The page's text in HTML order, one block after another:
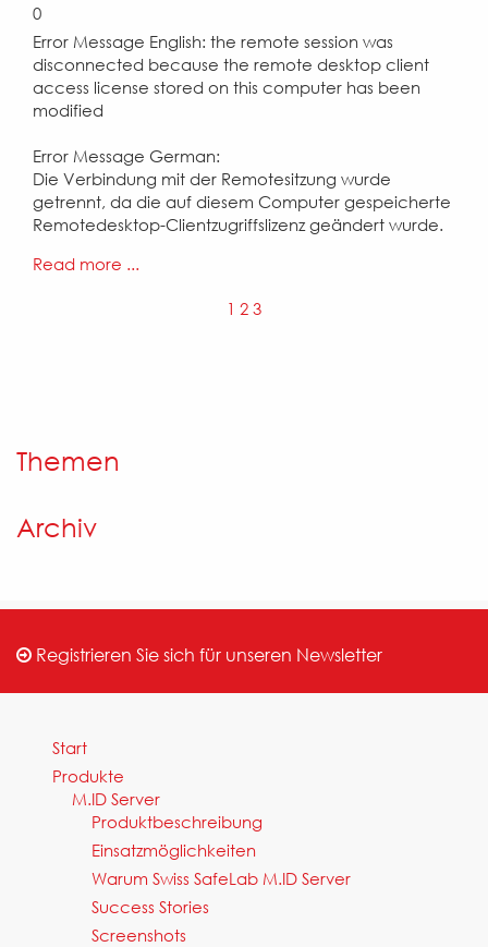
0
Error Message English: the remote session was
disconnected because the remote desktop client
access license stored on this computer has been
modified
Error Message German:
Die Verbindung mit der Remotesitzung wurde
getrennt, da die auf diesem Computer gespeicherte
Remotedesktop-Clientzugriffslizenz geändert wurde.
Read more ...
1 2 3
Themen
Archiv
Registrieren Sie sich für unseren Newsletter
Start
Produkte
M.ID Server
Produktbeschreibung
Einsatzmöglichkeiten
Warum Swiss SafeLab M.ID Server
Success Stories
Screenshots